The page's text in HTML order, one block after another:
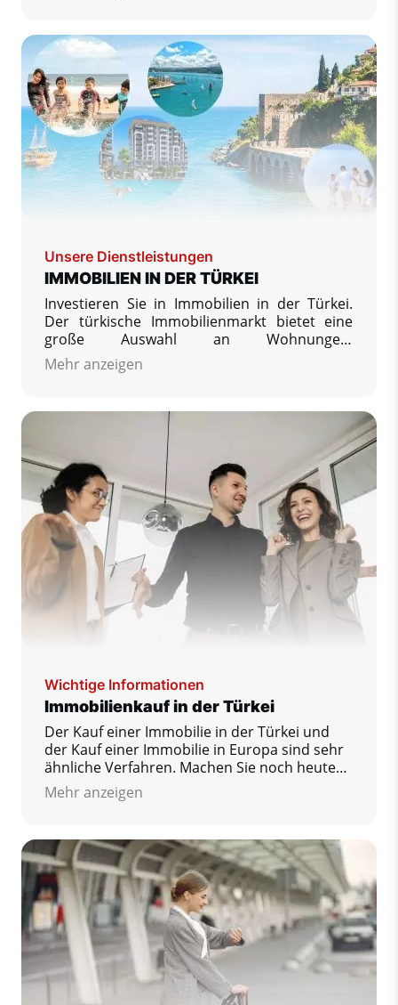
Unsere Dienstleistungen
IMMOBILIEN IN DER TÜRKEI
Investieren Sie in Immobilien in der Türkei.
Der türkische Immobilienmarkt bietet eine
große Auswahl an Wohnungen,
Ferienwohnungen, Mietwohnungen, Villen
und Häusern an. Wir bieten
Entwicklern und Einzelverkäufern sowie
nützliche Informationen zum Kauf einer
Immobilie in der Türkei und zum Umzug in
dieses Land.
Mehr anzeigen
Wichtige Informationen
Immobilienkauf in der Türkei
Der Kauf einer Immobilie in der Türkei und
der Kauf einer Immobilie in Europa sind sehr
ähnliche Verfahren. Machen Sie noch heute
den ersten Schritt zu Ihrem Traumhaus!
Mehr anzeigen